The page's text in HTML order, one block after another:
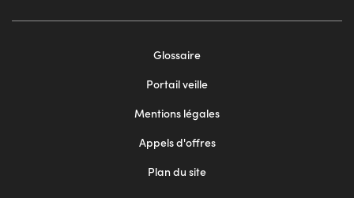
Glossaire
Portail veille
Mentions légales
Appels d'offres
Plan du site